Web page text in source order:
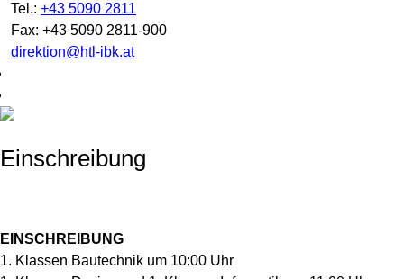
Tel.: +43 5090 2811
Fax: +43 5090 2811-900
direktion@htl-ibk.at
Einschreibung
EINSCHREIBUNG
1. Klassen Bautechnik um 10:00 Uhr